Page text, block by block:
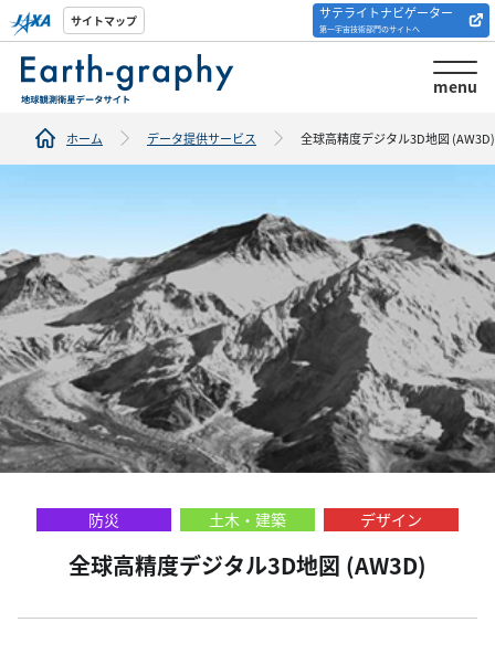
サイトマップ サテライトナビゲーター
第一宇宙技術部門のサイトへ
menu
解析ツール/サイトの
紹介
ホーム データ提供サービス 全球高精度デジタル3D地図 (AW3D)
防災 土木・建築 デザイン
全球高精度デジタル3D地図 (AW3D)